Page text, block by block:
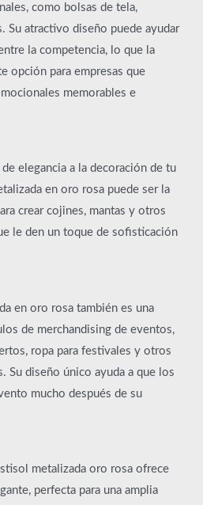
como bolsas de tela,
Su atractivo diseño puede ayudar
la competencia, lo que la
opción para empresas que
memorables e
elegancia a la decoración de tu
en oro rosa puede ser la
crear cojines, mantas y otros
le den un toque de sofisticación
en oro rosa también es una
de merchandising de eventos,
ropa para festivales y otros
Su diseño único ayuda a que los
mucho después de su
metalizada oro rosa ofrece
perfecta para una amplia